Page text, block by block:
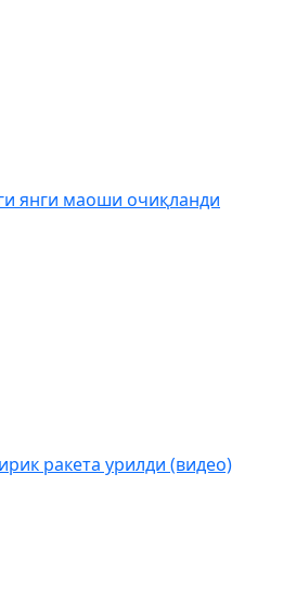
янги маоши очиқланди
ракета урилди (видео)